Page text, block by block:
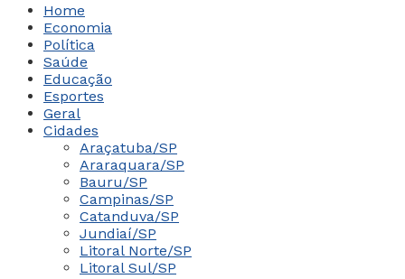
Home
Economia
Política
Saúde
Educação
Esportes
Geral
Cidades
Araçatuba/SP
Araraquara/SP
Bauru/SP
Campinas/SP
Catanduva/SP
Jundiaí/SP
Litoral Norte/SP
Litoral Sul/SP